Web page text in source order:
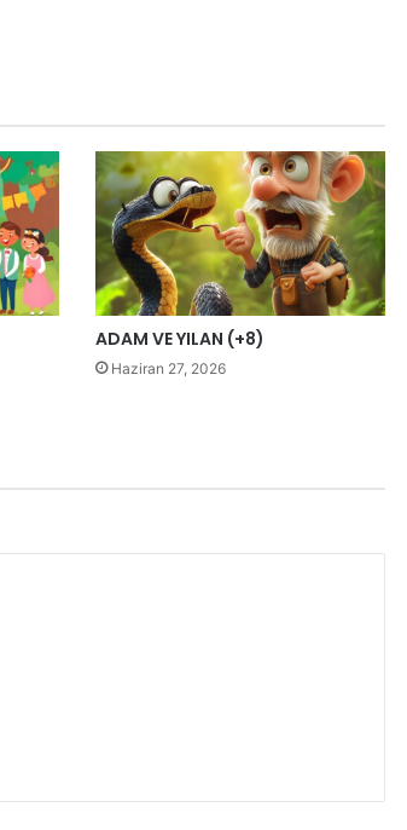
ADAM VE YILAN (+8)
Haziran 27, 2026